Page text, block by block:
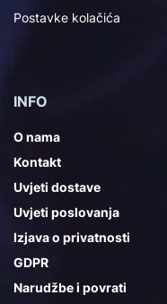
Postavke kolačića
INFO
O nama
Kontakt
Uvjeti dostave
Uvjeti poslovanja
Izjava o privatnosti
GDPR
Narudžbe i povrati